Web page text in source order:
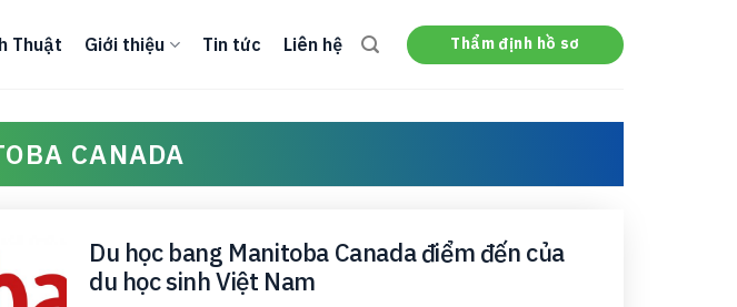
Thuật Giới thiệu Tin tức Liên hệ Thẩm định hồ sơ
CANADA
Du học bang Manitoba Canada điểm đến của
du học sinh Việt Nam